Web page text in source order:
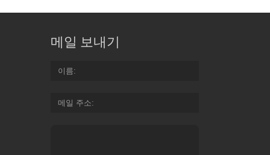
메일 보내기
이름
메일 주소